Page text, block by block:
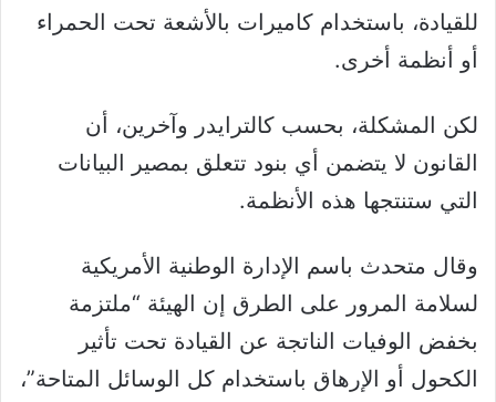
للقيادة، باستخدام كاميرات بالأشعة تحت الحمراء
أو أنظمة أخرى.
لكن المشكلة، بحسب كالترايدر وآخرين، أن
القانون لا يتضمن أي بنود تتعلق بمصير البيانات
التي ستنتجها هذه الأنظمة.
وقال متحدث باسم الإدارة الوطنية الأمريكية
لسلامة المرور على الطرق إن الهيئة “ملتزمة
بخفض الوفيات الناتجة عن القيادة تحت تأثير
الكحول أو الإرهاق باستخدام كل الوسائل المتاحة”،